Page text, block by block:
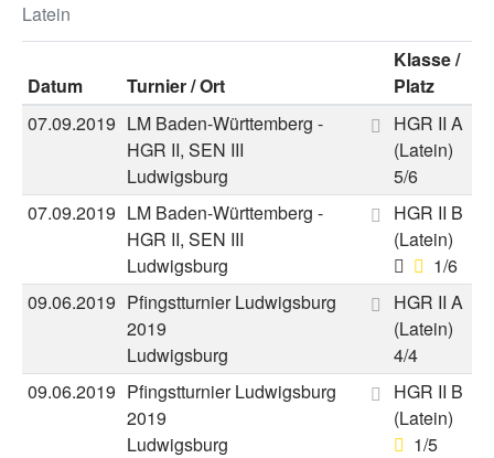
Latein
Datum Turnier/ Ort
Klasse/
Platz
07.09.2019 LM Baden-Württemberg -
HGR II, SEN III
Ludwigsburg
HGR II A
(Latein)
5/6
07.09.2019 LM Baden-Württemberg -
HGR II, SEN III
Ludwigsburg
HGR II B
(Latein)
1/6
09.06.2019 Pfingstturnier Ludwigsburg
2019
Ludwigsburg
HGR II A
(Latein)
4/4
09.06.2019 Pfingstturnier Ludwigsburg
2019
Ludwigsburg
HGR II B
(Latein)
1/5